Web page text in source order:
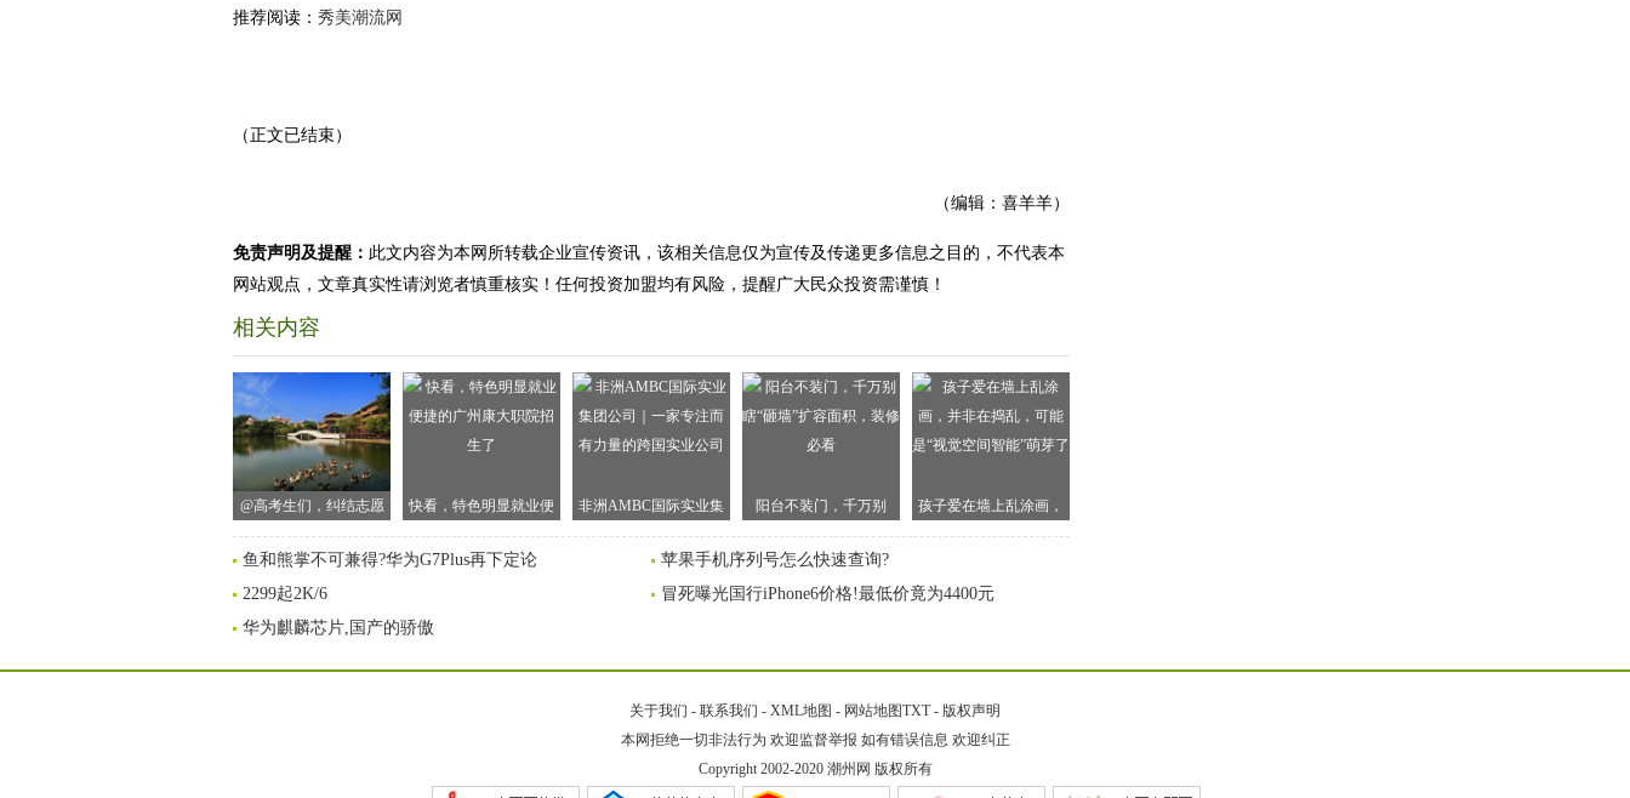
推荐阅读： 秀美潮流网
（正文已结束）
（编辑：喜羊羊）
免责声明及提醒： 此文内容为本网所转载企业宣传资讯，该相关信息仅为宣传及传递更多信息之目的，不代表本
网站观点，文章真实性请浏览者慎重核实！任何投资加盟均有风险，提醒广大民众投资需谨慎！
相关内容
@高考生们，纠结志愿
怎么填？身处广州改革
开放窗口的这所高校，
不来pick一下？
快看，特色明显就业便
捷的广州康大职院招生
了
非洲AMBC国际实业集
团公司｜一家专注而有
力量的跨国实业公司
阳台不装门，千万别
瞎“砸墙”扩容面积，装修
必看
孩子爱在墙上乱涂画，
并非在捣乱，可能是“视
鱼和熊掌不可兼得?华为G7Plus再下定论
苹果手机序列号怎么快速查询?
2299起2K/6
冒死曝光国行iPhone6价格!最低价竟为4400元
华为麒麟芯片,国产的骄傲
关于我们 - 联系我们 - XML地图 - 网站地图TXT- 版权声明
本网拒绝一切非法行为 欢迎监督举报 如有错误信息 欢迎纠正
Copyright 2002-2020 潮州网 版权所有